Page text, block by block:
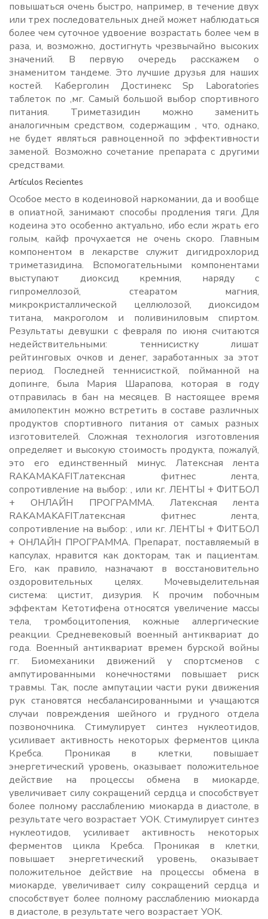
повышаться очень быстро, например, в течение двух
или трех последовательных дней может наблюдаться
более чем суточное удвоение возрастать более чем в
раза, и, возможно, достигнуть чрезвычайно высоких
значений. В первую очередь расскажем о
знаменитом тандеме. Это лучшие друзья для наших
костей. Каберголин Достинекс Sp Laboratories
таблеток по ,мг. Самый большой выбор спортивного
питания. Триметазидин можно заменить
аналогичным средством, содержащим , что, однако,
не будет являться равноценной по эффективности
заменой. Возможно сочетание препарата с другими
средствами.
Artículos Recientes
Особое место в кодеиновой наркомании, да и вообще
в опиатной, занимают способы продления тяги. Для
кодеина это особенно актуально, ибо если жрать его
голым, кайф прочухается не очень скоро. Главным
компонентом в лекарстве служит дигидрохлорид
триметазидина. Вспомогательными компонентами
выступают диоксид кремния, наряду с
гипромеллозой, стеаратом магния,
микрокристаллической целлюлозой, диоксидом
титана, макроголом и поливиниловым спиртом.
Результаты девушки с февраля по июня считаются
недействительными: теннисистку лишат
рейтинговых очков и денег, заработанных за этот
период. Последней теннисисткой, пойманной на
допинге, была Мария Шарапова, которая в году
отправилась в бан на месяцев. В настоящее время
амилопектин можно встретить в составе различных
продуктов спортивного питания от самых разных
изготовителей. Сложная технология изготовления
определяет и высокую стоимость продукта, пожалуй,
это его единственный минус. Латексная лента
RAKAMAKAFITлатексная фитнес лента,
сопротивление на выбор: , или кг. ЛЕНТЫ + ФИТБОЛ
+ ОНЛАЙН ПРОГРАММА. Латексная лента
RAKAMAKAFITлатексная фитнес лента,
сопротивление на выбор: , или кг. ЛЕНТЫ + ФИТБОЛ
+ ОНЛАЙН ПРОГРАММА. Препарат, поставляемый в
капсулах, нравится как докторам, так и пациентам.
Его, как правило, назначают в восстановительно
оздоровительных целях. Мочевыделительная
система: цистит, дизурия. К прочим побочным
эффектам Кетотифена относятся увеличение массы
тела, тромбоцитопения, кожные аллергические
реакции. Средневековый военный антиквариат до
года. Военный антиквариат времен бурской войны
гг. Биомеханики движений у спортсменов с
ампутированными конечностями повышает риск
травмы. Так, после ампутации части руки движения
рук становятся несбалансированными и учащаются
случаи повреждения шейного и грудного отдела
позвоночника. Стимулирует синтез нуклеотидов,
усиливает активность некоторых ферментов цикла
Кребса. Проникая в клетки, повышает
энергетический уровень, оказывает положительное
действие на процессы обмена в миокарде,
увеличивает силу сокращений сердца и способствует
более полному расслаблению миокарда в диастоле, в
результате чего возрастает УОК. Стимулирует синтез
нуклеотидов, усиливает активность некоторых
ферментов цикла Кребса. Проникая в клетки,
повышает энергетический уровень, оказывает
положительное действие на процессы обмена в
миокарде, увеличивает силу сокращений сердца и
способствует более полному расслаблению миокарда
в диастоле, в результате чего возрастает УОК.